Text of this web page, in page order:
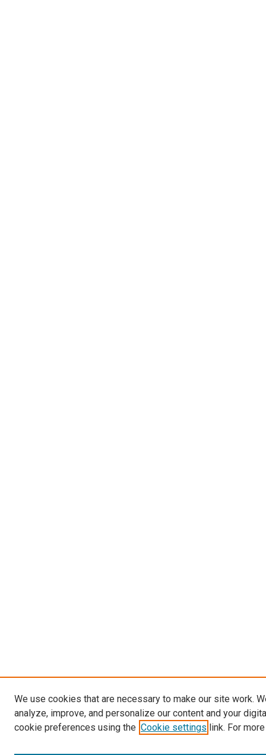
We use cookies that are necessary to make our site work.
analyze, improve, and personalize our content and your
cookie preferences using the Cookie settings link. For